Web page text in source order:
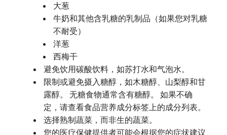
大葱
牛奶和其他含乳糖的乳制品（如果您对乳糖
不耐受）
洋葱
西梅干
避免饮用碳酸饮料，如苏打水和气泡水。
限制或避免摄入糖醇，如木糖醇、山梨醇和甘
露醇。 无糖食物通常含有糖醇。 如果不确
定，请查看食品营养成分标签上的成分列表。
选择熟制蔬菜，而非生的蔬菜。
您的医疗保健提供者可能会根据您的症状建议